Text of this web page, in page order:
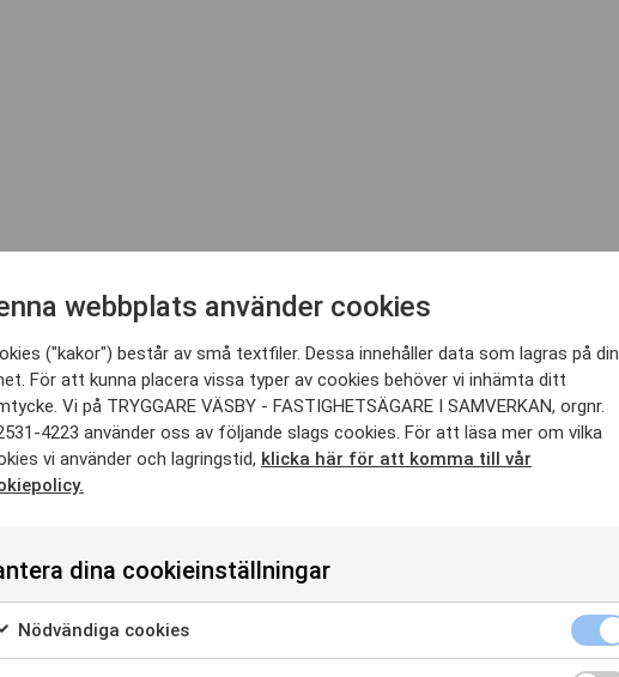
webbplats använder cookies
("kakor") består av små textfiler. Dessa innehåller data som lagras på din
För att kunna placera vissa typer av cookies behöver vi inhämta ditt
Vi på TRYGGARE VÄSBY - FASTIGHETSÄGARE I SAMVERKAN, orgnr.
4223 använder oss av följande slags cookies. För att läsa mer om vilka
vi använder och lagringstid, klicka här för att komma till vår
dina cookieinställningar
Nödvändiga cookies